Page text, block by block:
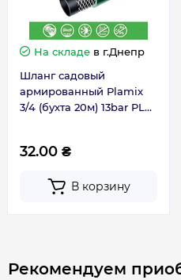
Гарантия
На складе в г.Днепр
Шланг садовый
армированный Plamix
3/4 (бухта 20м) 13bar PLH-
32.00 ₴
В корзину
Рекомендуем